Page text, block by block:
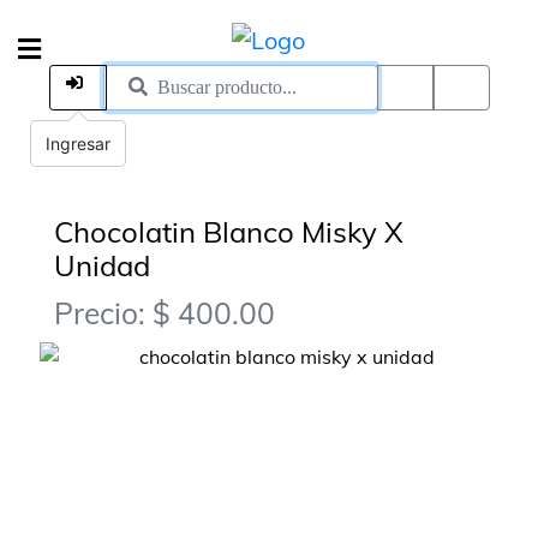
Chocolatin Blanco Misky X
Unidad
Precio: $ 400.00
Ingresar